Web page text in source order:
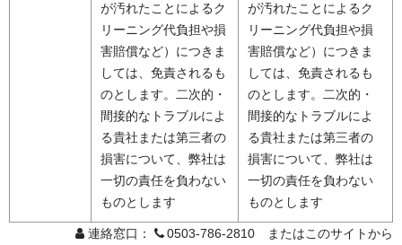
が汚れたことによるク
リーニング代負担や損
害賠償など）につきま
しては、免責されるも
のとします。二次的・
間接的なトラブルによ
る貴社または第三者の
損害について、弊社は
一切の責任を負わない
ものとします
が汚れたことによるク
リーニング代負担や損
害賠償など）につきま
しては、免責されるも
のとします。二次的・
間接的なトラブルによ
る貴社または第三者の
損害について、弊社は
一切の責任を負わない
ものとします
連絡窓口： 0503-786-2810 またはこのサイトから